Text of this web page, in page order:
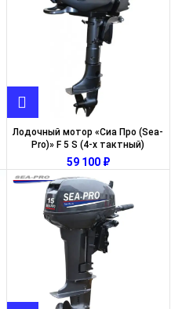
Лодочный мотор «Сиа Про (Sea-
Pro)» F 5 S (4-х тактный)
₽